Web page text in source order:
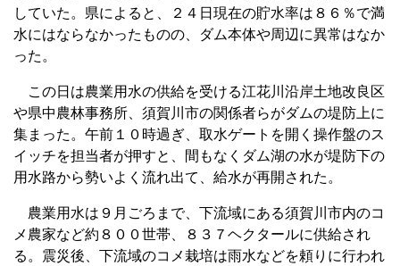
していた。県によると、２４日現在の貯水率は８６％で満
水にはならなかったものの、ダム本体や周辺に異常はなか
った。
この日は農業用水の供給を受ける江花川沿岸土地改良区
や県中農林事務所、須賀川市の関係者らがダムの堤防上に
集まった。午前１０時過ぎ、取水ゲートを開く操作盤のス
イッチを担当者が押すと、間もなくダム湖の水が堤防下の
用水路から勢いよく流れ出て、給水が再開された。
農業用水は９月ごろまで、下流域にある須賀川市内のコ
メ農家など約８００世帯、８３７ヘクタールに供給され
る。震災後、下流域のコメ栽培は雨水などを頼りに行われ